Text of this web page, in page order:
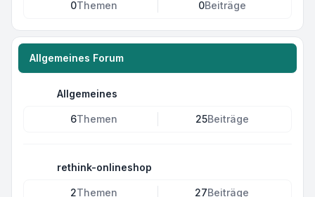
0Themen 0Beiträge
Allgemeines Forum
Allgemeines
6Themen 25Beiträge
rethink-onlineshop
2Themen 27Beiträge